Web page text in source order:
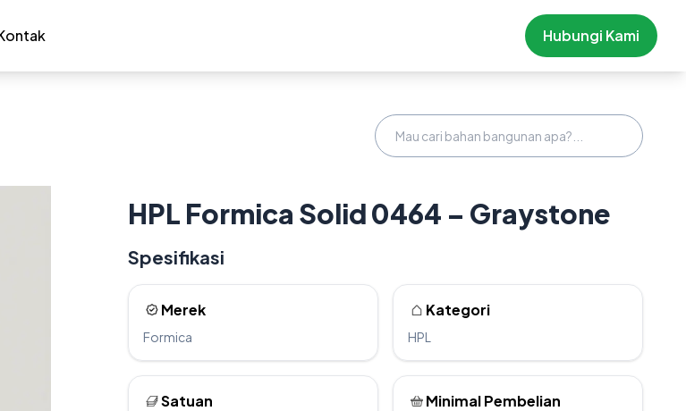
Hubungi Kami
HPL Formica Solid 0464 – Graystone
Spesifikasi
Merek
Formica
Kategori
HPL
Satuan Minimal Pembelian